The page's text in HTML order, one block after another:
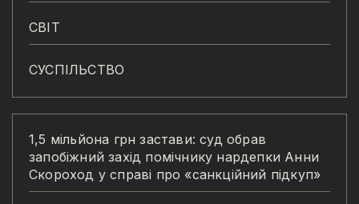
СВІТ
СУСПІЛЬСТВО
1,5 мільйона грн застави: суд обрав
запобіжний захід помічнику нардепки Анни
Скороход у справі про «санкційний підкуп»